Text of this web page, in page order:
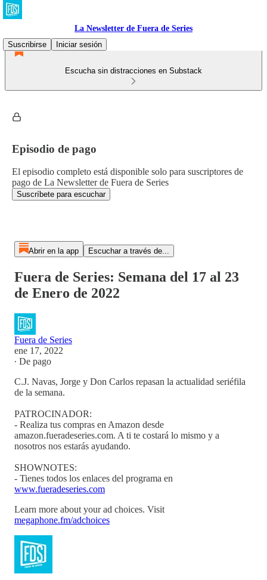
La Newsletter de Fuera de Series
Suscribirse
Iniciar sesión
Escucha sin distracciones en Substack
Episodio de pago
El episodio completo está disponible solo para suscriptores de
pago de La Newsletter de Fuera de Series
Suscríbete para escuchar
Abrir en la app Escuchar a través de...
Fuera de Series: Semana del 17 al 23
de Enero de 2022
Fuera de Series
ene 17, 2022
∙ De pago
C.J. Navas, Jorge y Don Carlos repasan la actualidad seriéfila
de la semana.
PATROCINADOR:
- Realiza tus compras en Amazon desde
amazon.fueradeseries.com. A ti te costará lo mismo y a
nosotros nos estarás ayudando.
SHOWNOTES:
- Tienes todos los enlaces del programa en
www.fueradeseries.com
Learn more about your ad choices. Visit
megaphone.fm/adchoices